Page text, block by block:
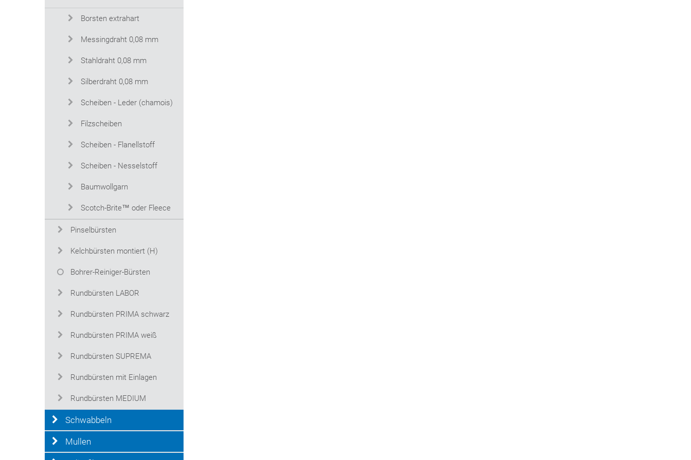
Borsten extrahart
Messingdraht 0,08 mm
Stahldraht 0,08 mm
Silberdraht 0,08 mm
Scheiben - Leder (chamois)
Filzscheiben
Scheiben - Flanellstoff
Scheiben - Nesselstoff
Baumwollgarn
Scotch-Brite™ oder Fleece
Pinselbürsten
Kelchbürsten montiert (H)
Bohrer-Reiniger-Bürsten
Rundbürsten LABOR
Rundbürsten PRIMA schwarz
Rundbürsten PRIMA weiß
Rundbürsten SUPREMA
Rundbürsten mit Einlagen
Rundbürsten MEDIUM
Schwabbeln
Mullen